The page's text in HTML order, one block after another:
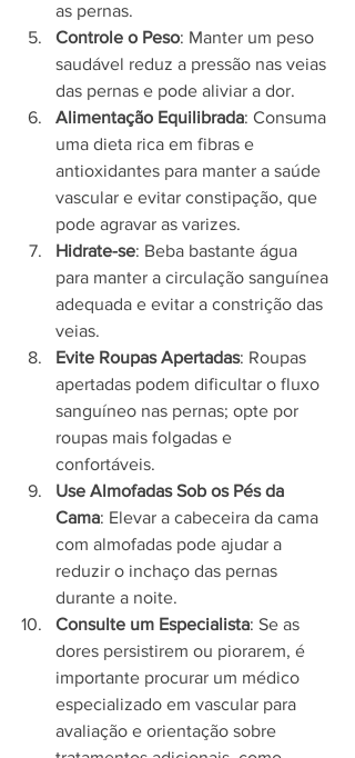
as pernas.
Controle o Peso: Manter um peso
saudável reduz a pressão nas veias
das pernas e pode aliviar a dor.
Alimentação Equilibrada: Consuma
uma dieta rica em fibras e
antioxidantes para manter a saúde
vascular e evitar constipação, que
pode agravar as varizes.
Hidrate-se: Beba bastante água
para manter a circulação sanguínea
adequada e evitar a constrição das
veias.
Evite Roupas Apertadas: Roupas
apertadas podem dificultar o fluxo
sanguíneo nas pernas; opte por
roupas mais folgadas e
confortáveis.
Use Almofadas Sob os Pés da
Cama: Elevar a cabeceira da cama
com almofadas pode ajudar a
reduzir o inchaço das pernas
durante a noite.
Consulte um Especialista: Se as
dores persistirem ou piorarem, é
importante procurar um médico
especializado em vascular para
avaliação e orientação sobre